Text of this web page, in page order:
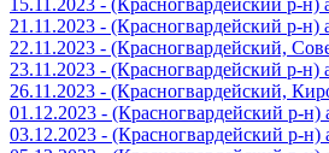
21.11.2023 - (Красногвардейский р-
22.11.2023 - (Красногвардейский,
23.11.2023 - (Красногвардейский р-
26.11.2023 - (Красногвардейский,
01.12.2023 - (Красногвардейский р-
03.12.2023 - (Красногвардейский р-